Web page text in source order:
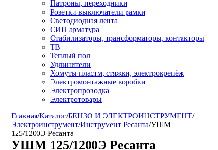
Патроны, переходники
Розетки выключатели рамки
Светодиодная лента
СИП арматура
Стабилизаторы, трансформаторы, контакторы
ТВ
Теплый пол
Удлинители
Хомуты пластм, стяжки, электрокрепёж
Электромонтажные коробки
Электропроводка
Электротовары
Главная/Каталог/БЕНЗО И ЭЛЕКТРОИНСТРУМЕНТ/
Электроинструмент/Инструмент Ресанта/УШМ
125/1200Э Ресанта
УШМ 125/1200Э Ресанта